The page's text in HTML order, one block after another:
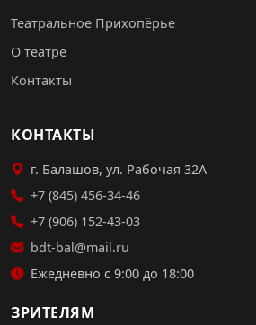
Театральное Прихопёрье
О театре
Контакты
КОНТАКТЫ
г. Балашов, ул. Рабочая 32А
+7 (845) 456-34-46
+7 (906) 152-43-03
bdt-bal@mail.ru
Ежедневно с 9:00 до 18:00
ЗРИТЕЛЯМ